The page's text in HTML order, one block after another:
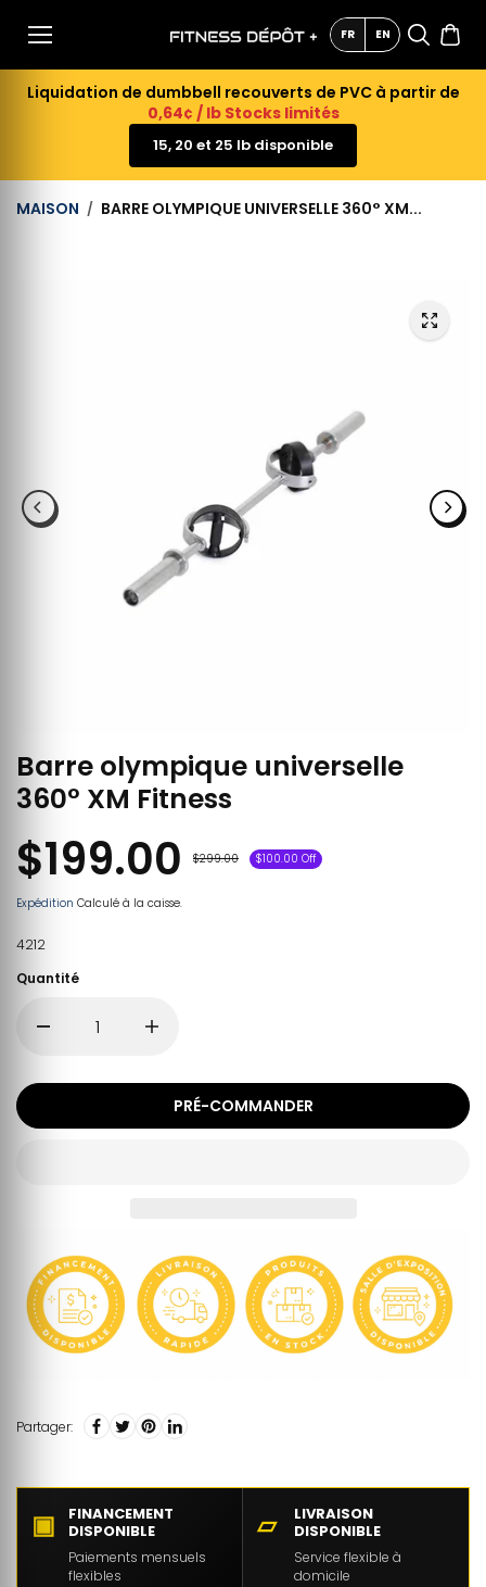
CONTE
NU FR EN
Liquidation de dumbbell recouverts de PVC à partir de
0,64¢ / lb Stocks limités
15, 20 et 25 lb disponible
MAISON BARRE OLYMPIQUE UNIVERSELLE 360° XM...
Barre olympique universelle
360° XM Fitness
$199.00 $299.00 $100.00 Off
Expédition Calculé à la caisse.
4212
Quantité
PRÉ-COMMANDER
Partager:
▣
FINANCEMENT
DISPONIBLE
Paiements mensuels
flexibles
▱
LIVRAISON
DISPONIBLE
Service flexible à
domicile